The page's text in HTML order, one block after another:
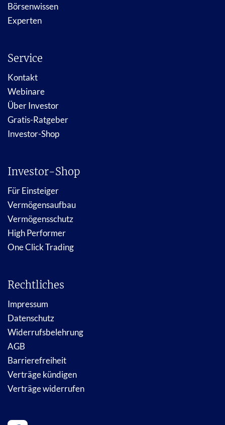
Börsenwissen
Experten
Service
Kontakt
Webinare
Über Investor
Gratis-Ratgeber
Investor-Shop
Investor-Shop
Für Einsteiger
Vermögensaufbau
Vermögensschutz
High Performer
One Click Trading
Rechtliches
Impressum
Datenschutz
Widerrufsbelehrung
AGB
Barrierefreiheit
Verträge kündigen
Verträge widerrufen